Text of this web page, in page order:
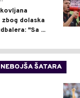
dolaska
"Sa ...
ŠATARA